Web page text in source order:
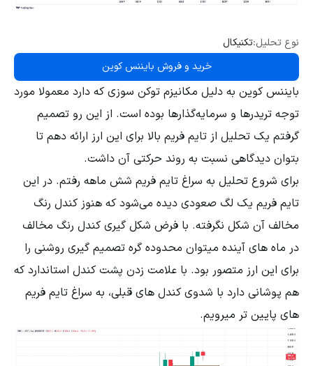
نوع تحلیل:تکنیکال
خرید و فروش بایننس کوین
بایننس کوین به دلیل مکانیزم توکن سوزی که دارد معمولا مورد
توجه تریدرها و سرمایه‌گذارها بوده است. از این رو تصمیم
گرفتم یک تحلیل از تایم فریم بالا برای این ارز ارائه دهم تا
بتوان دیدگاهی نسبت به روند حرکتی آن داشت.
برای شروع تحلیل به سراغ تایم فریم شش ماهه رفتم. در این
تایم فریم یک لگ صعودی دیده می‌شود که هنوز کندل رنگ
مخالف آن شکل نگرفته. با فرض شکل گیری کندل رنگ مخالف
در ماه های آینده میتوان محدوده گره تصمیم گیری روشنی را
برای این ارز متصور بود. با علامت زدن پشت کندل استاندارد که
هم پوشانی دارد با شدوی کندل های قبلی، به سراغ تایم فریم
های پایین تر میرویم.